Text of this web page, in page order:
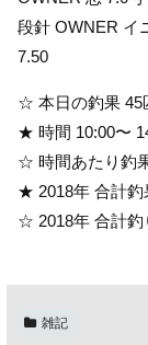
段針 OWNER イ
7.50
☆ 本日の釣果 45
★ 時間 10:00〜
☆ 時間あたり釣
★ 2018年 合計釣
☆ 2018年 合計釣
雑記